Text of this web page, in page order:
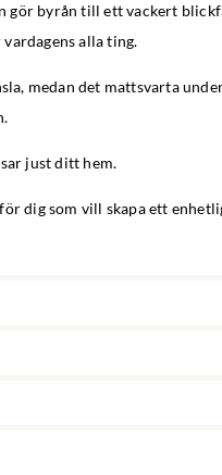
gör byrån till ett vackert
alla ting.
medan det mattsvarta
just ditt hem.
dig som vill skapa ett